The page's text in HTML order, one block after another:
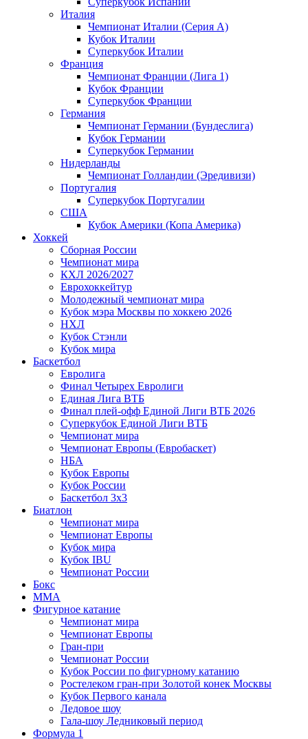
Италия
Чемпионат Италии (Серия А)
Кубок Италии
Суперкубок Италии
Франция
Чемпионат Франции (Лига 1)
Кубок Франции
Суперкубок Франции
Германия
Чемпионат Германии (Бундеслига)
Кубок Германии
Суперкубок Германии
Нидерланды
Чемпионат Голландии (Эредивизи)
Португалия
Суперкубок Португалии
США
Кубок Америки (Копа Америка)
Хоккей
Сборная России
Чемпионат мира
КХЛ 2026/2027
Еврохоккейтур
Молодежный чемпионат мира
Кубок мэра Москвы по хоккею 2026
НХЛ
Кубок Стэнли
Кубок мира
Баскетбол
Евролига
Финал Четырех Евролиги
Единая Лига ВТБ
Финал плей-офф Единой Лиги ВТБ 2026
Суперкубок Единой Лиги ВТБ
Чемпионат мира
Чемпионат Европы (Евробаскет)
НБА
Кубок Европы
Кубок России
Баскетбол 3х3
Биатлон
Чемпионат мира
Чемпионат Европы
Кубок мира
Кубок IBU
Чемпионат России
Бокс
MMA
Фигурное катание
Чемпионат мира
Чемпионат Европы
Гран-при
Чемпионат России
Кубок России по фигурному катанию
Ростелеком гран-при Золотой конек Москвы
Кубок Первого канала
Ледовое шоу
Гала-шоу Ледниковый период
Формула 1